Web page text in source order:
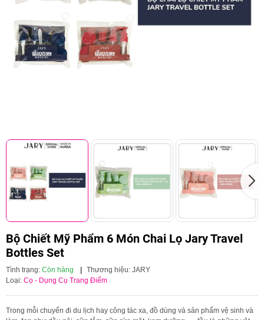
Bộ Chiết Mỹ Phẩm 6 Món Chai Lọ Jary Travel
Bottles Set
Tình trạng: Còn hàng | Thương hiệu: JARY
Loại: Cọ - Dụng Cụ Trang Điểm
Trong mỗi chuyến đi du lịch hay công tác xa, đồ dùng và sản phẩm vệ sinh và